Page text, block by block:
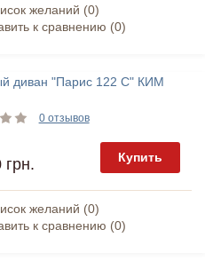
желаний (0)
к сравнению (0)
диван "Парис 122 С" КИМ
0 отзывов
грн. Купить
желаний (0)
к сравнению (0)